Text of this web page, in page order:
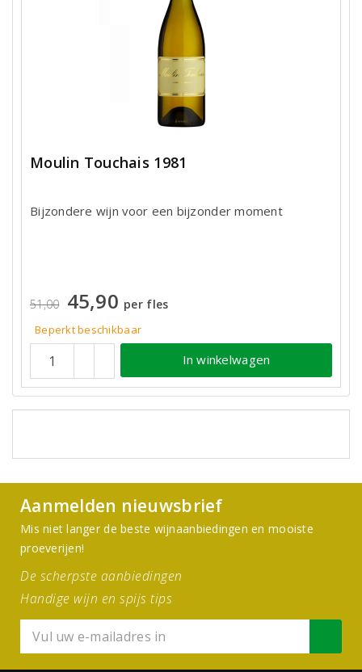
Moulin Touchais 1981
Bijzondere wijn voor een bijzonder moment
51,00 45,90 per fles
Beperkt beschikbaar
In winkelwagen
Aanmelden nieuwsbrief
Mis niet langer de beste wijnaanbiedingen en mooiste
proeverijen!
De scherpste aanbiedingen
Handige wijn en spijs tips